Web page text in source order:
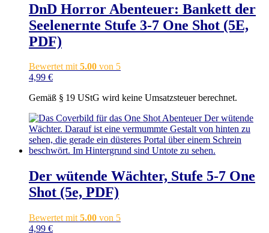
DnD Horror Abenteuer: Bankett der
Seelenernte Stufe 3-7 One Shot (5E,
PDF)
Bewertet mit5.00 von 5
4,99 €
Gemäß § 19 UStG wird keine Umsatzsteuer berechnet.
Der wütende Wächter, Stufe 5-7 One
Shot (5e, PDF)
Bewertet mit 5.00 von 5
4,99 €